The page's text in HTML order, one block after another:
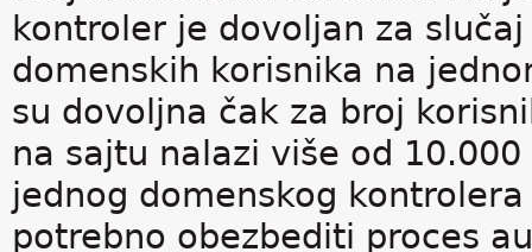
kontroler je dovoljan za
domenskih korisnika na
su dovoljna čak za broj
na sajtu nalazi više od
jednog domenskog
potrebno obezbediti proces